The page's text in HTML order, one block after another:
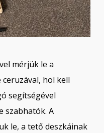
mérjük le a
hol kell
segítségével
szabhatók. A
le, a tető deszkáinak